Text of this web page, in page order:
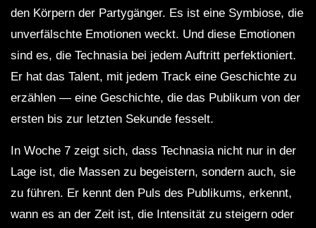
den Körpern der Partygänger. Es ist eine Symbiose, die
unverfälschte Emotionen weckt. Und diese Emotionen
sind es, die Technasia bei jedem Auftritt perfektioniert.
Er hat das Talent, mit jedem Track eine Geschichte zu
erzählen — eine Geschichte, die das Publikum von der
ersten bis zur letzten Sekunde fesselt.
In Woche 7 zeigt sich, dass Technasia nicht nur in der
Lage ist, die Massen zu begeistern, sondern auch, sie
zu führen. Er kennt den Puls des Publikums, erkennt,
wann es an der Zeit ist, die Intensität zu steigern oder